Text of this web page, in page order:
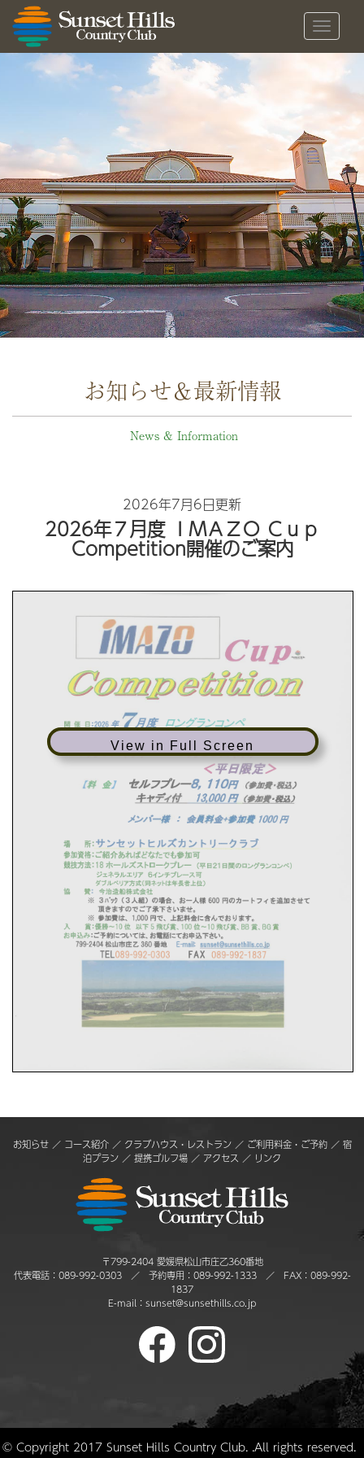
メ
ニ
ー
お知らせ＆最新情報
News & Information
2026年7月6日更新
2026年７月度 ＩＭＡＺＯ Ｃｕｐ
Competition開催のご案内
View in Full Screen
お知らせ／ コース紹介／ クラブハウス・レストラン／ ご利用料金・ご予約／ 宿
泊プラン ／ 提携ゴルフ場 ／ アクセス ／ リンク
〒799-2404 愛媛県松山市庄乙360番地
代表電話： 089-992-0303／ 予約専用： 089-992-1333／ FAX：089-992-
1837
E-mail： sunset@sunsethills.co.jp
© Copyright 2017 Sunset Hills Country Club. .All rights reserved.